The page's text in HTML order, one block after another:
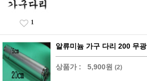
1
알류미늄 가구 다리 200 무광
상품가 : 5,900원 (2)